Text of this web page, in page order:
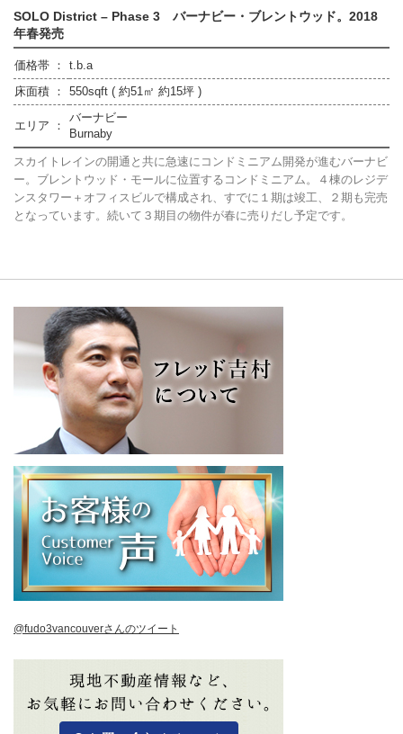
SOLO District – Phase 3 バーナビー・ブレントウッド。2018
年春発売
価格帯 ：
t.b.a
床面積 ：
550sqft ( 約51㎡ 約15坪 )
エリア ：
バーナビー
Burnaby
スカイトレインの開通と共に急速にコンドミニアム開発が進むバーナビ
ー。ブレントウッド・モールに位置するコンドミニアム。４棟のレジデ
ンスタワー＋オフィスビルで構成され、すでに１期は竣工、２期も完売
となっています。続いて３期目の物件が春に売りだし予定です。
@fudo3vancouverさんのツイート